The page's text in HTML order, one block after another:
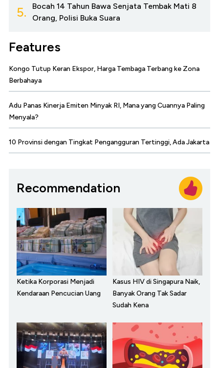
5.
Bocah 14 Tahun Bawa Senjata Tembak Mati 8
Orang, Polisi Buka Suara
Features
Kongo Tutup Keran Ekspor, Harga Tembaga Terbang ke Zona
Berbahaya
Adu Panas Kinerja Emiten Minyak RI, Mana yang Cuannya Paling
Menyala?
10 Provinsi dengan Tingkat Pengangguran Tertinggi, Ada Jakarta
Recommendation
Ketika Korporasi Menjadi
Kendaraan Pencucian Uang
Kasus HIV di Singapura Naik,
Banyak Orang Tak Sadar
Sudah Kena